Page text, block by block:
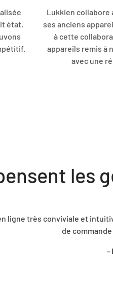
état.
Lukkien collabore
ses anciens
à cette
appareils remis à
avec une
les
je cherchais et la procédure